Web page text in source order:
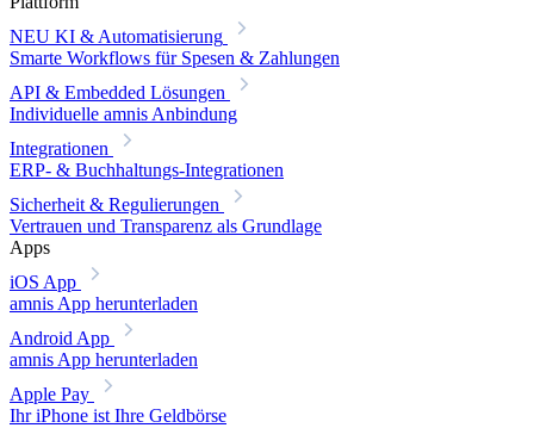
NEU KI & Automatisierung
Smarte Workflows für Spesen & Zahlungen
API & Embedded Lösungen
Individuelle amnis Anbindung
Integrationen
ERP- & Buchhaltungs-Integrationen
Sicherheit & Regulierungen
Vertrauen und Transparenz als Grundlage
Apps
iOS App
amnis App herunterladen
Android App
amnis App herunterladen
Apple Pay
Ihr iPhone ist Ihre Geldbörse